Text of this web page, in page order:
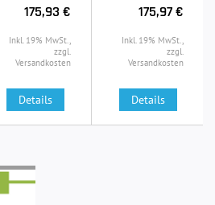
175,93 €
Inkl. 19% MwSt.,
zzgl.
Versandkosten
Details
175,97 €
Inkl. 19% MwSt.,
zzgl.
Versandkosten
Details